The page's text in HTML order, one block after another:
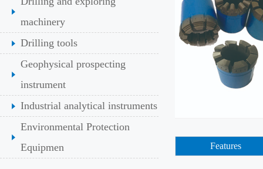
machinery
Drilling tools
Geophysical prospecting
instrument
Industrial analytical instruments
Environmental Protection
Equipmen
Features